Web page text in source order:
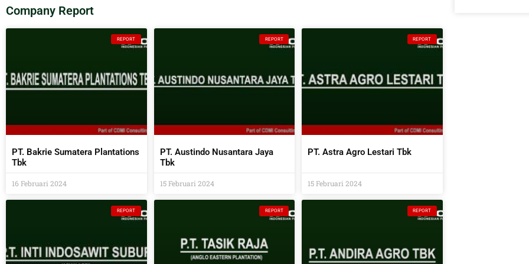
Company Report
REPORT
PT. Bakrie Sumatera Plantations
Tbk
16 Februari 2024
REPORT
PT. Austindo Nusantara Jaya
Tbk
15 Februari 2024
REPORT
PT. Astra Agro Lestari Tbk
15 Februari 2024
REPORT REPORT REPORT